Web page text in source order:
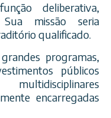
deliberativa,
missão seria
qualificado.
programas,
públicos
encarregadas